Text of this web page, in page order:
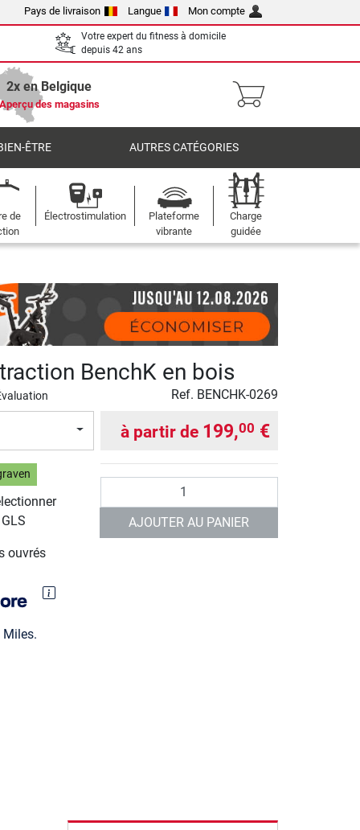
Pays de livraison Langue Mon compte
Votre expert du fitness à domicile
depuis 42 ans
2x en Belgique
des magasins
ÊTRE AUTRES CATÉGORIES
de
Électrostimulation
Plateforme
vibrante
Charge
guidée
BenchK en bois
Ref. BENCHK-0269
ouvrés
Miles.
à partir de 199,00 €
AJOUTER AU PANIER